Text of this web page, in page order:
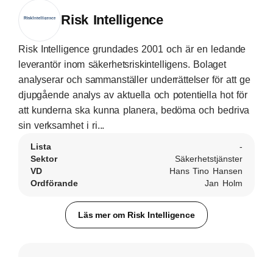
Risk Intelligence
Risk Intelligence grundades 2001 och är en ledande
leverantör inom säkerhetsriskintelligens. Bolaget
analyserar och sammanställer underrättelser för att ge
djupgående analys av aktuella och potentiella hot för
att kunderna ska kunna planera, bedöma och bedriva
sin verksamhet i ri...
Lista
-
Sektor
Säkerhetstjänster
VD
Hans Tino Hansen
Ordförande
Jan Holm
Läs mer om Risk Intelligence